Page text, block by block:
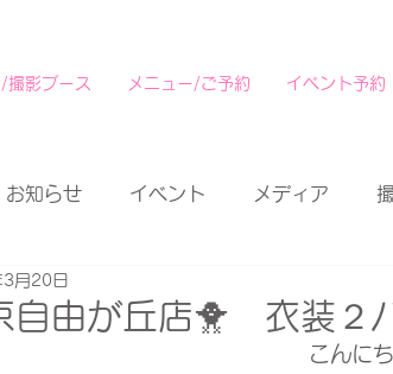
撮影ブース メニュー/ご予約 イベント予約
お知らせ イベント メディア
自由が丘店🐥 衣装２
月20日
こんに